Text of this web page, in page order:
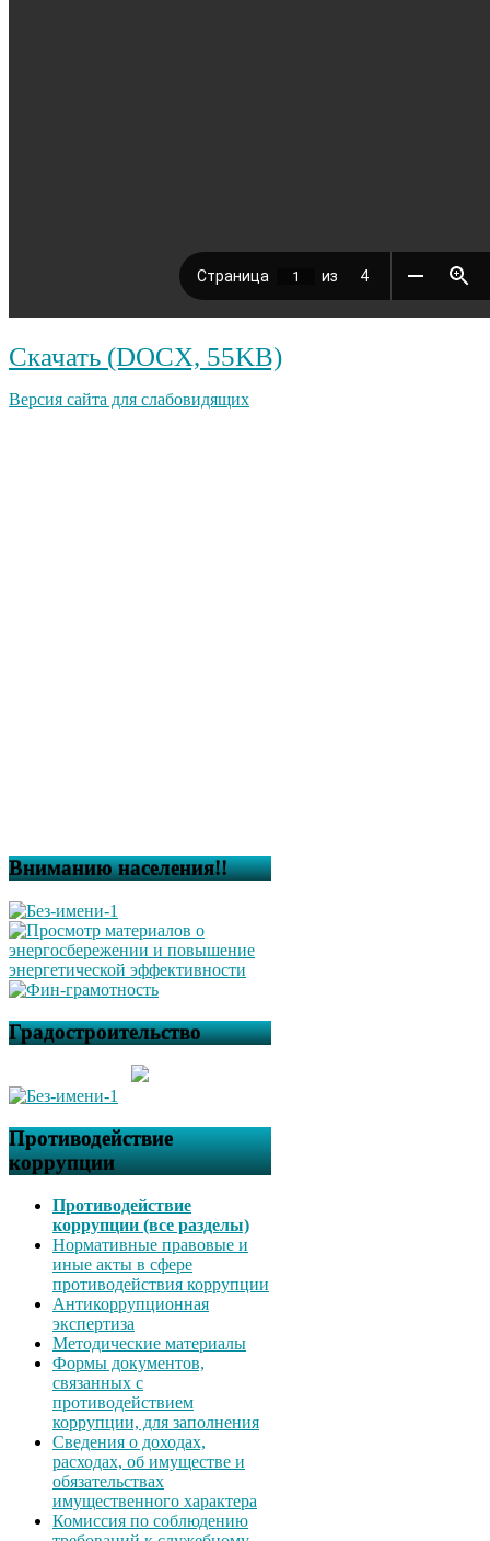
Скачать (DOCX, 55KB)
Версия сайта для слабовидящих
Вниманию населения!!
Градостроительство
Противодействие
коррупции
Противодействие
коррупции (все разделы)
Нормативные правовые и
иные акты в сфере
противодействия коррупции
Антикоррупционная
экспертиза
Методические материалы
Формы документов,
связанных с
противодействием
коррупции, для заполнения
Сведения о доходах,
расходах, об имуществе и
обязательствах
имущественного характера
Комиссия по соблюдению